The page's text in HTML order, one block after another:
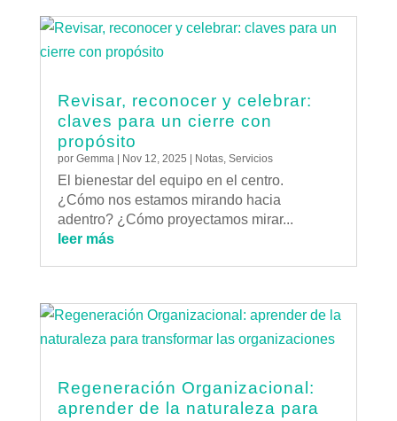
Revisar, reconocer y celebrar:
claves para un cierre con
propósito
por Gemma| Nov 12, 2025 Notas, Servicios
El bienestar del equipo en el centro.
¿Cómo nos estamos mirando hacia
adentro? ¿Cómo proyectamos mirar...
leer más
Regeneración Organizacional:
aprender de la naturaleza para